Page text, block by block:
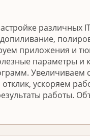
различных
приложения и
параметры и
Увеличиваем
ускоряем
работы.